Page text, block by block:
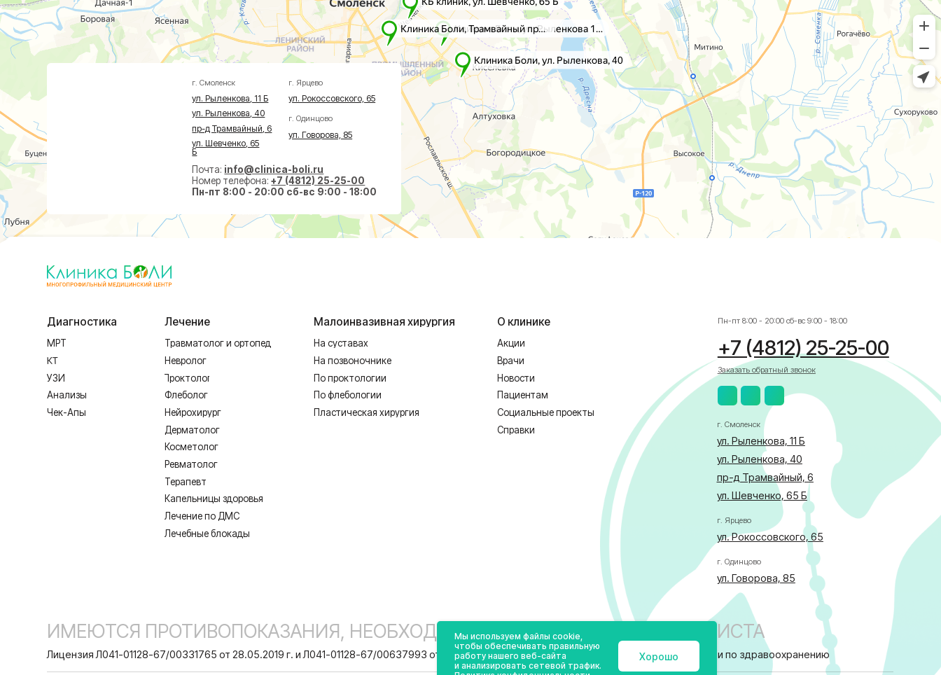
Почта:info@clinica-boli.ru
Номер телефона:+7 (4812) 25-25-00
ул. Рыленкова, 40
пр-д Трамвайный, 6
ул. Шевченко, 65
г. Одинцово
ул. Говорова, 85
+7 (4812) 25-25-00
Заказать обратный звонок
ул. Рокоссовского, 65
г. Одинцово
ул. Говорова, 85
ул. Шевченко, 65 Б
ИМЕЮТСЯ ПРОТИВОПОКАЗАНИЯ, НЕОБХОДИМА КОНСУЛЬТАЦИЯ СПЕЦИАЛИСТА
Лицензия Л041-01128-67/00331765 от 28.05.2019 г. и Л041-01128-67/00637993 от 17.01.2023 г. выдана Департаментом Смоленской области по здравоохранению
Согласие на обработку персональных данных Политика в отношении обработки персональных данных
Пн-пт 8:00 - 20:00 сб-вс 9:00 - 18:00
МРТ
Чек-Апы
Невролог
Нейрохирург
Дерматолог
Ревматолог
Капельницы здоровья
Лечение по ДМС
Лечебные блокады
Малоинвазивная хирургия
На позвоночнике
О клинике
Акции
Мы используем файлы cookie,
чтобы обеспечивать правильную
работу нашего веб-сайта
и анализировать сетевой трафик.
Хорошо